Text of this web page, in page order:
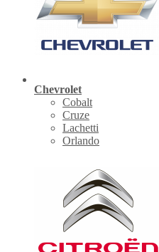
Chevrolet
Cobalt
Cruze
Lachetti
Orlando